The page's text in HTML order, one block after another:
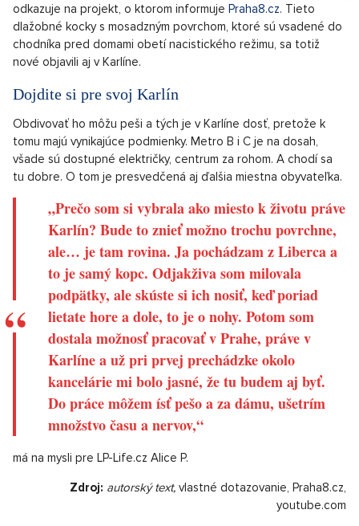
odkazuje na projekt, o ktorom informuje Praha8.cz. Tieto
dlažobné kocky s mosadzným povrchom, ktoré sú vsadené do
chodníka pred domami obetí nacistického režimu, sa totiž
nové objavili aj v Karlíne.
Dojdite si pre svoj Karlín
Obdivovať ho môžu peši a tých je v Karlíne dosť, pretože k
tomu majú vynikajúce podmienky. Metro B i C je na dosah,
všade sú dostupné električky, centrum za rohom. A chodí sa
tu dobre. O tom je presvedčená aj ďalšia miestna obyvateľka.
„Prečo som si vybrala ako miesto k životu práve
Karlín? Bude to znieť možno trochu povrchne,
ale… je tam rovina. Ja pochádzam z Liberca a
to je samý kopc. Odjakživa som milovala
podpätky, ale skúste si ich nosiť, keď poriad
lietate hore a dole, to je o nohy. Potom som
dostala možnosť pracovať v Prahe, práve v
Karlíne a už pri prvej prechádzke okolo
kancelárie mi bolo jasné, že tu budem aj byť.
Do práce môžem ísť pešo a za dámu, ušetrím
množstvo času a nervov,“
má na mysli pre LP-Life.cz Alice P.
Zdroj: autorský text, vlastné dotazovanie, Praha8.cz,
youtube.com